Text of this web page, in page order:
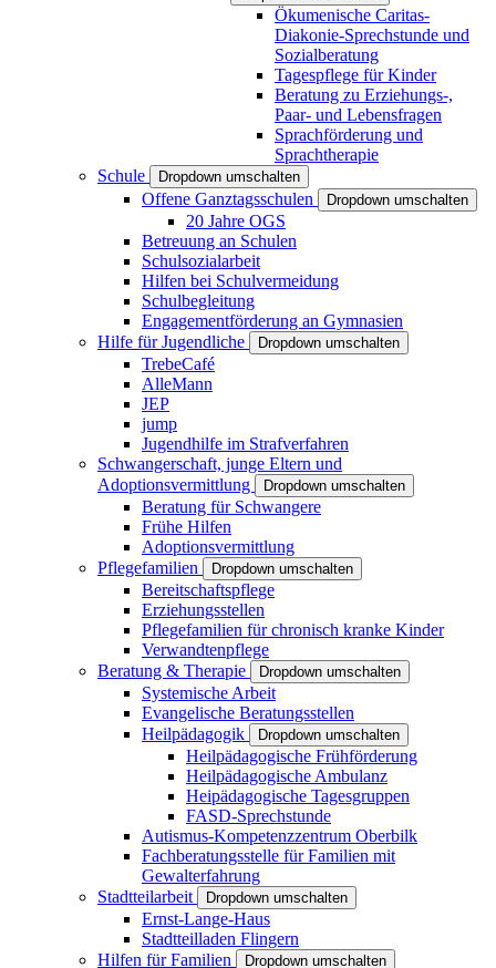
Ökumenische Caritas-
Diakonie-Sprechstunde und
Sozialberatung
Tagespflege für Kinder
Beratung zu Erziehungs-,
Paar- und Lebensfragen
Sprachförderung und
Sprachtherapie
Schule
Dropdown umschalten
Offene Ganztagsschulen Dropdown umschalten
20 Jahre OGS
Betreuung an Schulen
Schulsozialarbeit
Hilfen bei Schulvermeidung
Schulbegleitung
Engagementförderung an Gymnasien
Hilfe für Jugendliche
Dropdown umschalten
TrebeCafé
AlleMann
JEP
jump
Jugendhilfe im Strafverfahren
Schwangerschaft, junge Eltern und
Adoptionsvermittlung
Dropdown umschalten
Beratung für Schwangere
Frühe Hilfen
Adoptionsvermittlung
Pflegefamilien
Dropdown umschalten
Bereitschaftspflege
Erziehungsstellen
Pflegefamilien für chronisch kranke Kinder
Verwandtenpflege
Beratung & Therapie
Dropdown umschalten
Systemische Arbeit
Evangelische Beratungsstellen
Heilpädagogik
Dropdown umschalten
Heilpädagogische Frühförderung
Heilpädagogische Ambulanz
Heipädagogische Tagesgruppen
FASD-Sprechstunde
Autismus-Kompetenzzentrum Oberbilk
Fachberatungsstelle für Familien mit
Gewalterfahrung
Stadtteilarbeit
Dropdown umschalten
Ernst-Lange-Haus
Stadtteilladen Flingern
Hilfen für Familien
Dropdown umschalten